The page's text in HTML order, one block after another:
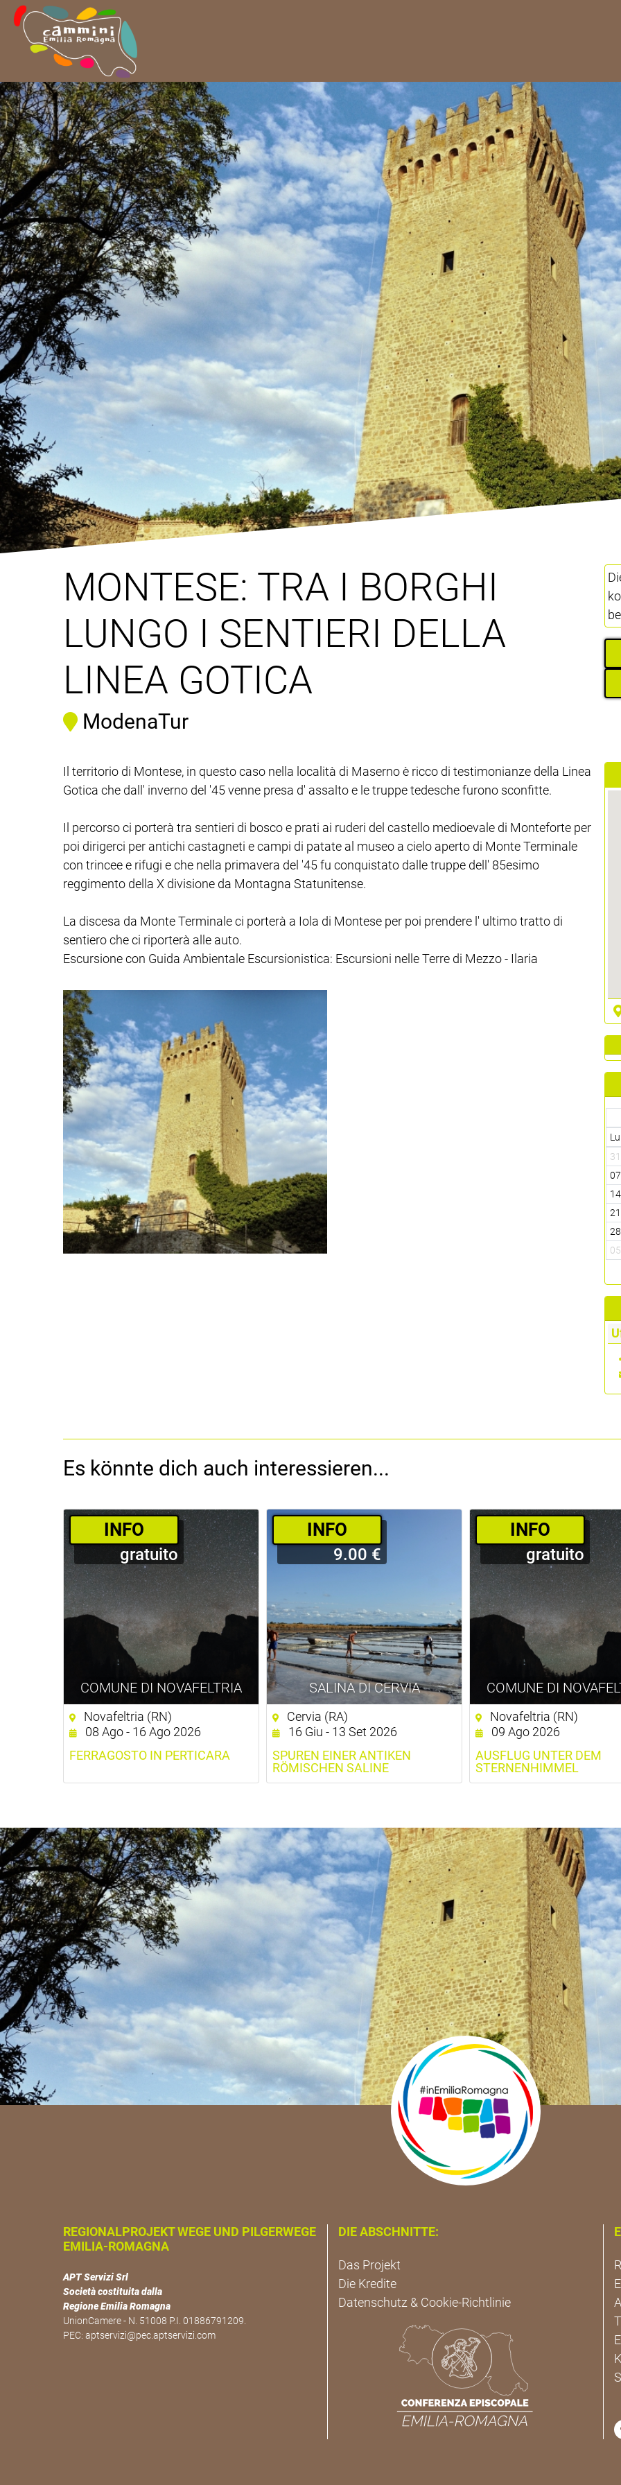
MONTESE: TRA I BORGHI
LUNGO I SENTIERI DELLA
LINEA GOTICA
ModenaTur
Il territorio di Montese, in questo caso nella località di Maserno è ricco di testimonianze della Linea
Gotica che dall' inverno del '45 venne presa d' assalto e le truppe tedesche furono sconfitte.
Il percorso ci porterà tra sentieri di bosco e prati ai ruderi del castello medioevale di Monteforte per
poi dirigerci per antichi castagneti e campi di patate al museo a cielo aperto di Monte Terminale
con trincee e rifugi e che nella primavera del '45 fu conquistato dalle truppe dell' 85esimo
reggimento della X divisione da Montagna Statunitense.
La discesa da Monte Terminale ci porterà a Iola di Montese per poi prendere l' ultimo tratto di
sentiero che ci riporterà alle auto.
Escursione con Guida Ambientale Escursionistica: Escursioni nelle Terre di Mezzo - Ilaria
31
07
14
21
28
05
Es könnte dich auch interessieren...
COMUNE DI NOVAFELTRIA
­INFO
gratuito
Novafeltria (RN)
08 Ago - 16 Ago 2026
FERRAGOSTO IN PERTICARA
SALINA DI CERVIA
­INFO
9.00 €
Cervia (RA)
16 Giu - 13 Set 2026
SPUREN EINER ANTIKEN
RÖMISCHEN SALINE
COMUNE DI
­INFO
gratuito
Novafeltria (RN)
09 Ago 2026
AUSFLUG UNTER DEM
STERNENHIMMEL
REGIONALPROJEKT WEGE UND PILGERWEGE
EMILIA-ROMAGNA
APT Servizi Srl
Società costituita dalla
Regione Emilia Romagna
UnionCamere - N. 51008 P.I. 01886791209.
PEC: aptservizi@pec.aptservizi.com
DIE ABSCHNITTE:
Das Projekt
Die Kredite
Datenschutz & Cookie-Richtlinie